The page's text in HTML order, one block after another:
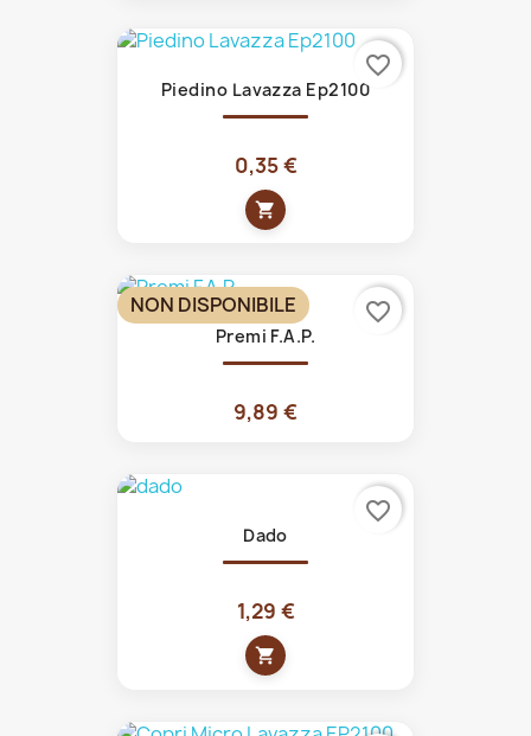
Piedino Lavazza Ep2100
0,35 €
shopping_cart
favorite_border
Premi F.A.P.
9,89 €
NON DISPONIBILE favorite_border
Dado
1,29 €
shopping_cart
favorite_border